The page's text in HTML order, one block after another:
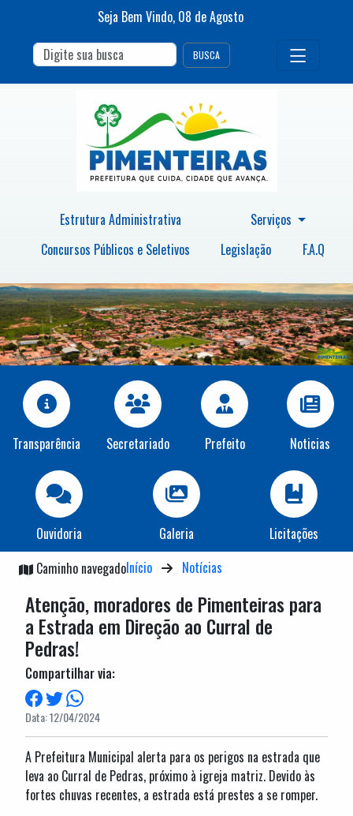
Seja Bem Vindo, 08 deAgosto
BUSCA
Estrutura Administrativa
Serviços
Concursos Públicos e Seletivos
Legislação F.A.Q
Transparência Secretariado Prefeito Noticias
Ouvidoria Galeria
Licitações
Caminho navegadoInício Notícias
Atenção, moradores de Pimenteiras para
a Estrada em Direção ao Curral de
Pedras!
Compartilhar via:
Data: 12/04/2024
A Prefeitura Municipal alerta para os perigos na estrada que
leva ao Curral de Pedras, próximo à igreja matriz. Devido às
fortes chuvas recentes, a estrada está prestes a se romper.